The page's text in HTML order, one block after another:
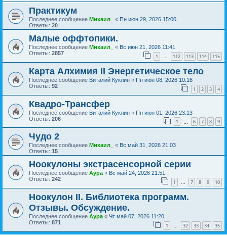
Практикум
Последнее сообщение Михаил_ « Пн июн 29, 2026 15:00
Ответы: 20
Малые оффтопики.
Последнее сообщение Михаил_ « Вс июн 21, 2026 11:41
Ответы: 2857 1 … 112 113 114 115
Карта Алхимия II Энергетическое тело
Последнее сообщение Виталий Куклин « Пн июн 08, 2026 10:16
Ответы: 92 1 2 3 4
Квадро-Трансфер
Последнее сообщение Виталий Куклин « Пн июн 01, 2026 23:13
Ответы: 206 1 6 7 8 9
Чудо 2
Последнее сообщение Михаил_ « Вс май 31, 2026 21:03
Ответы: 15
Ноокулоны экстрасенсорной серии
Последнее сообщение Аура « Вс май 24, 2026 21:51
Ответы: 242 1 … 7 8 9 10
Ноокулон II. Библиотека программ.
Отзывы. Обсуждение.
Последнее сообщение Аура « Чт май 07, 2026 11:20
Ответы: 871 1 32 33 34 35